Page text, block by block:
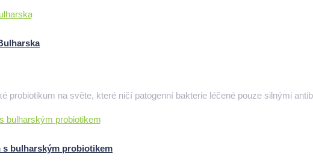
probiotikum na světe, které ničí patogenní bakterie léčené pouze silnými
bulharským probiotikem